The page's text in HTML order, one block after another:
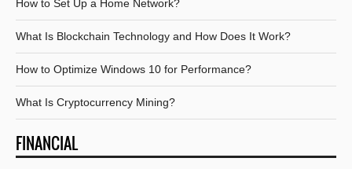
How to Set Up a Home Network?
What Is Blockchain Technology and How Does It Work?
How to Optimize Windows 10 for Performance?
What Is Cryptocurrency Mining?
FINANCIAL